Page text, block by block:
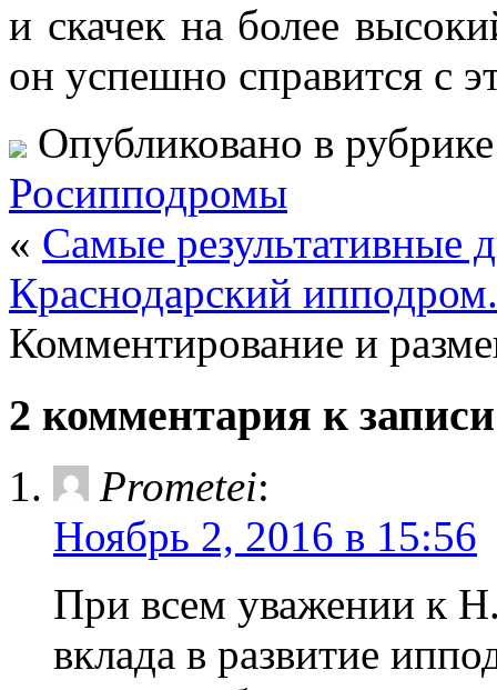
и скачек на более
он успешно справится с
Опубликовано в
Росипподромы
« Самые
Краснодарский
Комментирование и
2 комментария к
Prometei:
Ноябрь 2, 2016 в 15:56
При всем уважении к
вклада в развитие